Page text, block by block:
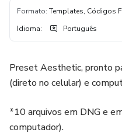
Formato: Templates, Códigos
Idioma: Português
Preset Aesthetic, pronto
(direto no celular) e
*10 arquivos em DNG e
computador).